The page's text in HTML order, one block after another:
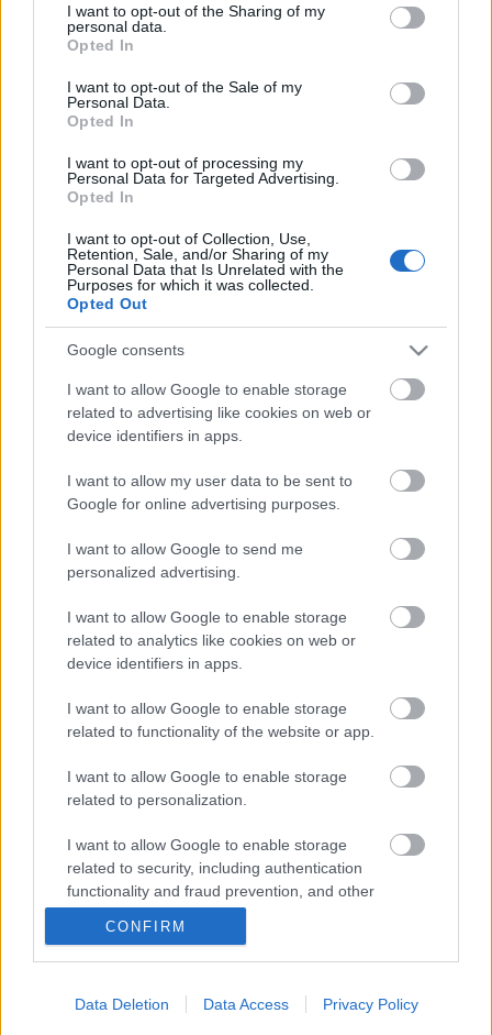
not limited to your visit or usage behaviour. You may click to
grant or deny consent to Google and its third-party tags to
use your data for below specified purposes in below Google
consent section.
I want to opt-out of the Sharing of my
personal data.
Opted In
I want to opt-out of the Sale of my
Personal Data.
Opted In
I want to opt-out of processing my
Personal Data for Targeted Advertising.
Opted In
I want to opt-out of Collection, Use,
Retention, Sale, and/or Sharing of my
Personal Data that Is Unrelated with the
Purposes for which it was collected.
Opted Out
Google consents
I want to allow Google to enable storage
related to advertising like cookies on web or
device identifiers in apps.
I want to allow my user data to be sent to
Google for online advertising purposes.
I want to allow Google to send me
personalized advertising.
I want to allow Google to enable storage
related to analytics like cookies on web or
device identifiers in apps.
I want to allow Google to enable storage
related to functionality of the website or app.
I want to allow Google to enable storage
related to personalization.
I want to allow Google to enable storage
related to security, including authentication
functionality and fraud prevention, and other
CONFIRM
Data Deletion Data Access Privacy Policy
Országos hírek
FELHASZNÁLTA AZ EMBERISÉG A FÖLD EGÉSZ
ÉVRE ELEGENDŐ ERŐFORRÁSAIT
Helyi hírek gyümölcs
HIRDETÉS
HIRDETÉS
LEGOLVASOTTABB
A hőségben is védik a növényzetet
Pakson
Amire többmillióan vártunk: szombattól
másodfokúra csökken a riasztás
Parfümöt és élelmiszert rejtett a
táskájába két lány Szekszárdon
KIEMELT